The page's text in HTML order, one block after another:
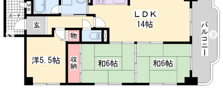
路線·駅から探す
地図から探す